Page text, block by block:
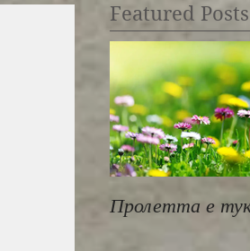
Featured Posts
Пролетта е